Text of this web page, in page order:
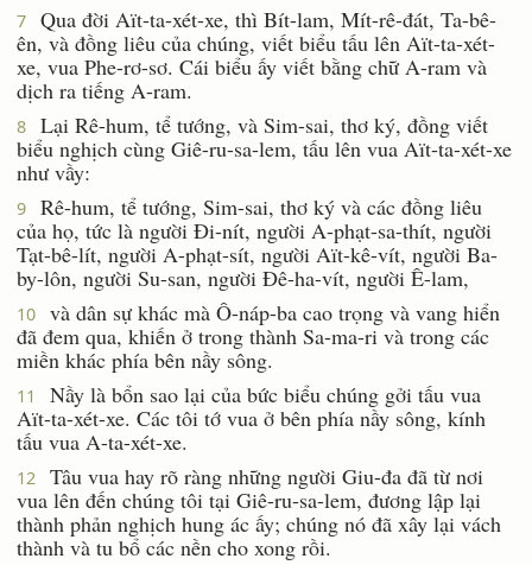
7
Qua đời Aït-ta-xét-xe, thì Bít-lam, Mít-rê-đát, Ta-bê-
ên, và đồng liêu của chúng, viết biểu tấu lên Aït-ta-xét-
xe, vua Phe-rơ-sơ. Cái biểu ấy viết bằng chữ A-ram và
dịch ra tiếng A-ram.
8
Lại Rê-hum, tể tướng, và Sim-sai, thơ ký, đồng viết
biểu nghịch cùng Giê-ru-sa-lem, tấu lên vua Aït-ta-xét-xe
như vầy:
9
Rê-hum, tể tướng, Sim-sai, thơ ký và các đồng liêu
của họ, tức là người Ði-nít, người A-phạt-sa-thít, người
Tạt-bê-lít, người A-phạt-sít, người Aït-kê-vít, người Ba-
by-lôn, người Su-san, người Ðê-ha-vít, người Ê-lam,
10
và dân sự khác mà Ô-náp-ba cao trọng và vang hiển
đã đem qua, khiến ở trong thành Sa-ma-ri và trong các
miền khác phía bên nầy sông.
11
Nầy là bổn sao lại của bức biểu chúng gởi tấu vua
Aït-ta-xét-xe. Các tôi tớ vua ở bên phía nầy sông, kính
tấu vua A-ta-xét-xe.
12
Tâu vua hay rõ ràng những người Giu-đa đã từ nơi
vua lên đến chúng tôi tại Giê-ru-sa-lem, đương lập lại
thành phản nghịch hung ác ấy; chúng nó đã xây lại vách
thành và tu bổ các nền cho xong rồi.